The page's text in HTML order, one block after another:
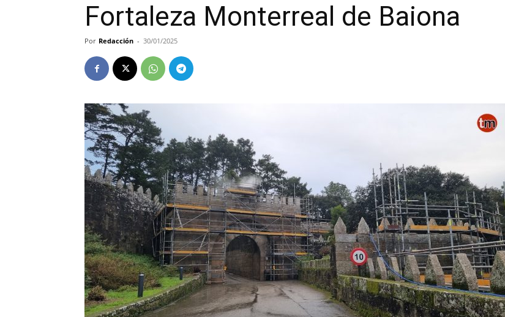
Fortaleza Monterreal de Baiona
Por Redacción - 30/01/2025